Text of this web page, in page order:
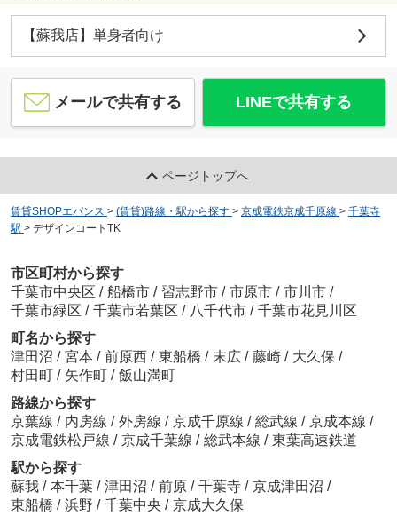
【蘇我店】単身者向け
メールで共有する LINEで共有する
ページトップへ
賃貸SHOPエバンス > (賃貸)路線・駅から探す > 京成電鉄京成千原線 > 千葉寺
駅 > デザインコートTK
市区町村から探す
千葉市中央区 / 船橋市 / 習志野市 / 市原市 / 市川市 /
千葉市緑区 / 千葉市若葉区 / 八千代市 / 千葉市花見川区
町名から探す
津田沼 / 宮本 / 前原西 / 東船橋 / 末広 / 藤崎 / 大久保 /
村田町 / 矢作町 / 飯山満町
路線から探す
京葉線 / 内房線 / 外房線 / 京成千原線 / 総武線 / 京成本線 /
京成電鉄松戸線 / 京成千葉線 / 総武本線 / 東葉高速鉄道
駅から探す
蘇我 / 本千葉 / 津田沼 / 前原 / 千葉寺 / 京成津田沼 /
東船橋 / 浜野 / 千葉中央 / 京成大久保